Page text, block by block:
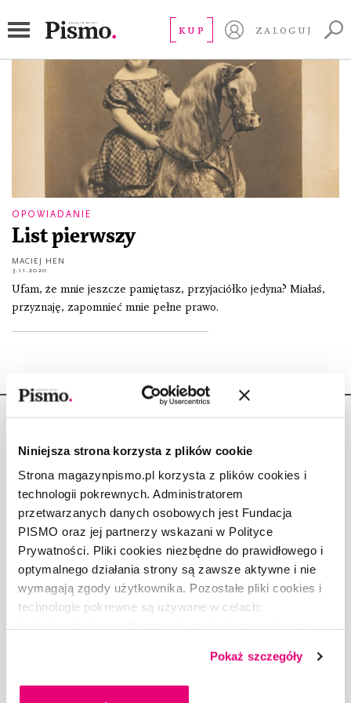
Niniejsza strona korzysta z plików cookie
Strona magazynpismo.pl korzysta z plików cookies i
technologii pokrewnych. Administratorem
przetwarzanych danych osobowych jest Fundacja
PISMO oraz jej partnerzy wskazani w Polityce
Prywatności. Pliki cookies niezbędne do prawidłowego i
optymalnego działania strony są zawsze aktywne i nie
wymagają zgody użytkownika. Pozostałe pliki cookies i
technologie pokrewne są używane w celach:
dobrowolną zgodę na pliki cookies i technologie
pokrewne, zgadzasz się na przechowywanie informacji
Pokaż szczegóły
KUP ZALOGUJ
OPOWIADANIE
List pierwszy
MACIEJ HEN
3.11.2020
Ufam, że mnie jeszcze pamiętasz, przyjaciółko jedyna? Miałaś,
przyznaję, zapomnieć mnie pełne prawo.
Copyright © Fundacja Pismo
O „PIŚMIE”
ABOUT PISMO
GDZIE KUPIĆ „PISMO”?